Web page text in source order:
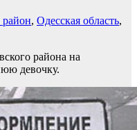
район, Одесская область,
района на
девочку.